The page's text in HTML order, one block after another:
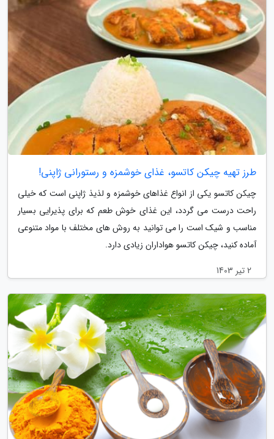
طرز تهیه چیکن کاتسو، غذای خوشمزه و رستورانی ژاپنی!
چیکن کاتسو یکی از انواع غذاهای خوشمزه و لذیذ ژاپنی است که خیلی
راحت درست می گردد، این غذای خوش طعم که برای پذیرایی بسیار
مناسب و شیک است را می توانید به روش های مختلف با مواد متنوعی
آماده کنید، چیکن کاتسو هواداران زیادی دارد.
2 تیر 1403